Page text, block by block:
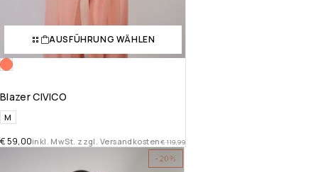
AUSFÜHRUNG WÄHLEN
Blazer CIVICO
M
€119,99
€ 59,00inkl. MwSt. zzgl. Versandkosten
-20%